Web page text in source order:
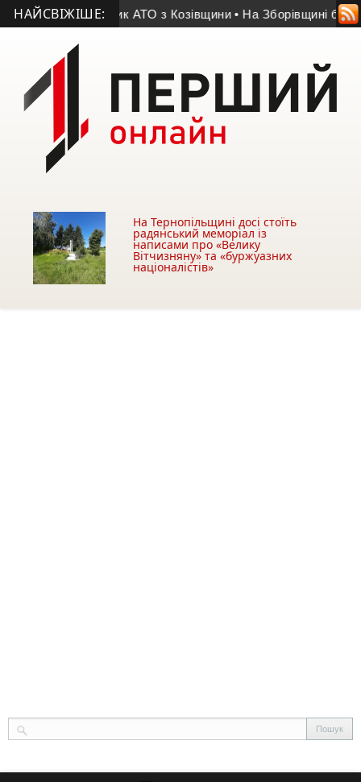
НАЙСВІЖІШЕ:
помер учасник АТО з Козівщини • На Зборівщині безвісти
На Тернопільщині досі стоїть
радянський меморіал із
написами про «Велику
Вітчизняну» та «буржуазних
націоналістів»